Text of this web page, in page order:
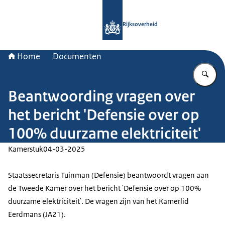
Rijksoverheid
Home Documenten
Beantwoording vragen over
het bericht 'Defensie over op
100% duurzame elektriciteit'
Kamerstuk04-03-2025
Staatssecretaris Tuinman (Defensie) beantwoordt vragen aan
de Tweede Kamer over het bericht 'Defensie over op 100%
duurzame elektriciteit'. De vragen zijn van het Kamerlid
Eerdmans (JA21).